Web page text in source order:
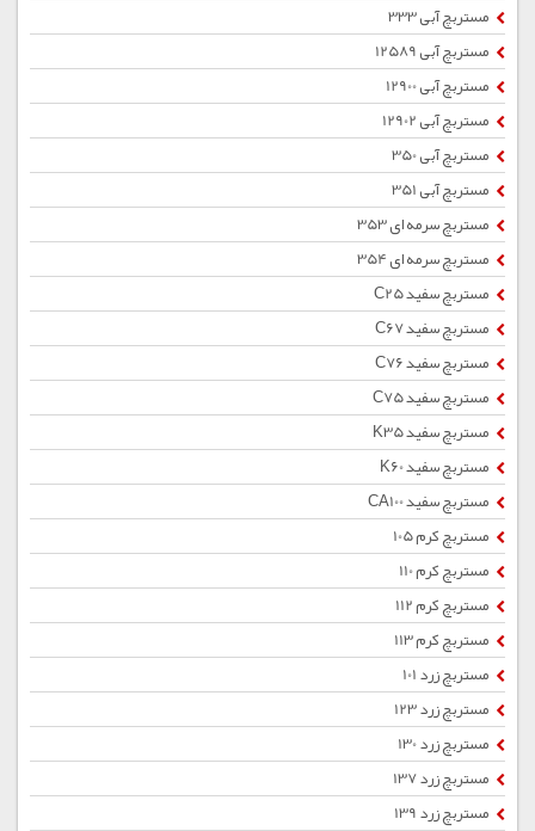
مستربچ آبی 333
مستربچ آبی 12589
مستربچ آبی 12900
مستربچ آبی 12902
مستربچ آبی 350
مستربچ آبی 351
مستربچ سرمه ای 353
مستربچ سرمه ای 354
مستربچ سفید C25
مستربچ سفید C67
مستربچ سفید C76
مستربچ سفید C75
مستربچ سفید K35
مستربچ سفید K60
مستربچ سفید CA100
مستربچ کرم 105
مستربچ کرم 110
مستربچ کرم 112
مستربچ کرم 113
مستربچ زرد 101
مستربچ زرد 123
مستربچ زرد 130
مستربچ زرد 137
مستربچ زرد 139